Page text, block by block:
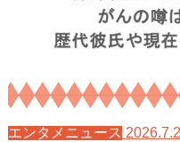
エンタメニュース